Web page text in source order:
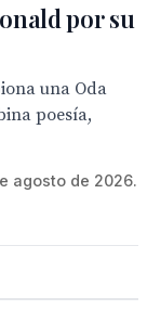
por su
una Oda
poesía,
agosto de 2026.